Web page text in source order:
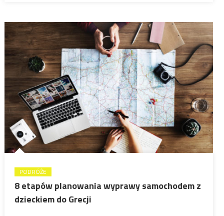
PODRÓŻE
8 etapów planowania wyprawy samochodem z
dzieckiem do Grecji